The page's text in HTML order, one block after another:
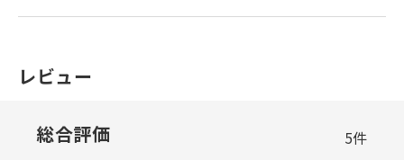
レビュー
総合評価 5件